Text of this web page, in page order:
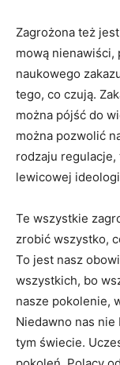
Zagrożona też
mową nienawiści,
naukowego
tego, co czują.
można pójść do
można pozwolić
rodzaju
lewicowej
Te wszystkie
zrobić wszystko,
To jest nasz
wszystkich, bo
nasze pokolenie,
Niedawno nas nie
tym świecie.